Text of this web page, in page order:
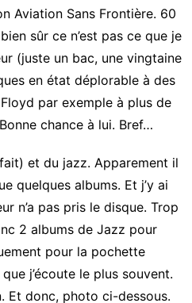
Aviation Sans Frontière. 60
sûr ce n’est pas ce que je
(juste un bac, une vingtaine
en état déplorable à des
par exemple à plus de
chance à lui. Bref…
et du jazz. Apparement il
quelques albums. Et j’y ai
n’a pas pris le disque. Trop
2 albums de Jazz pour
pour la pochette
j’écoute le plus souvent.
Et donc, photo ci-dessous.